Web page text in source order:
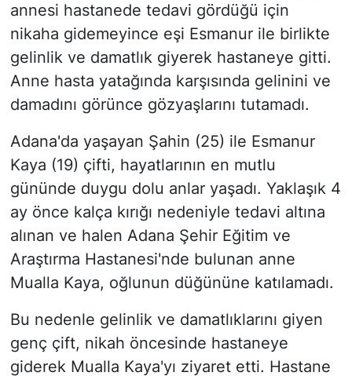
annesi hastanede tedavi gördüğü için
nikaha gidemeyince eşi Esmanur ile birlikte
gelinlik ve damatlık giyerek hastaneye gitti.
Anne hasta yatağında karşısında gelinini ve
damadını görünce gözyaşlarını tutamadı.
Adana'da yaşayan Şahin (25) ile Esmanur
Kaya (19) çifti, hayatlarının en mutlu
gününde duygu dolu anlar yaşadı. Yaklaşık 4
ay önce kalça kırığı nedeniyle tedavi altına
alınan ve halen Adana Şehir Eğitim ve
Araştırma Hastanesi'nde bulunan anne
Mualla Kaya, oğlunun düğününe katılamadı.
Bu nedenle gelinlik ve damatlıklarını giyen
genç çift, nikah öncesinde hastaneye
giderek Mualla Kaya'yı ziyaret etti. Hastane